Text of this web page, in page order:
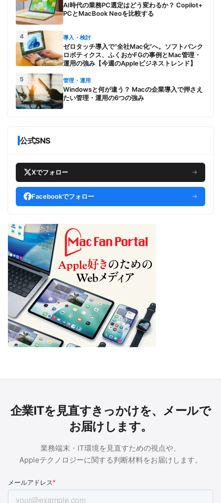
AI時代の業務PC選定はどう変わるか？ Copilot+
PCとMacBook Neoを比較する
4 導入・検討
ゼロタッチ導入で“全社Mac化”へ。ソフトバンク
ロボティクス、ふくおかFGの事例とMac管理・
運用の強み【今週のAppleビジネストレンド】
5 管理・運用
Windowsと何が違う？ Macの企業導入で押さえ
たい管理・運用の6つの強み
公式SNS
Xでフォロー →
Facebookでフォロー →
企業ITを見直すきっかけを、メールで
お届けします。
業務端末・IT環境を見直すための視点や、
Appleテクノロジーに関する判断材料をお届けします。